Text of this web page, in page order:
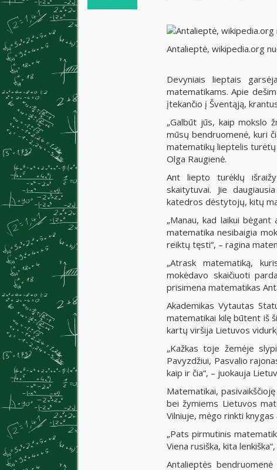
Antalieptė, wikipedia.org
Devyniais lieptais
matematikams. Apie
įtekančio į Šventąją,
„Galbūt jūs, kaip mokslo
mūsų bendruomenė, kuri
matematikų lieptelis
Olga Raugienė.
Ant liepto turėklų
skaitytuvai. Jie
katedros dėstytojų, kitų
„Manau, kad laikui
matematika nesibaigia
reiktų tęsti“, – ragina
„Atrask matematiką,
mokėdavo skaičiuoti
prisimena matematikas
Akademikas Vytautas
matematikai kilę būtent iš
kartų viršija Lietuvos
„Kažkas toje žemėje
Pavyzdžiui, Pasvalio
kaip ir čia“, – juokauja
Matematikai,
bei žymiems Lietuvos
Vilniuje, mėgo rinkti
„Pats pirmutinis
Viena rusiška, kita
Antalieptės